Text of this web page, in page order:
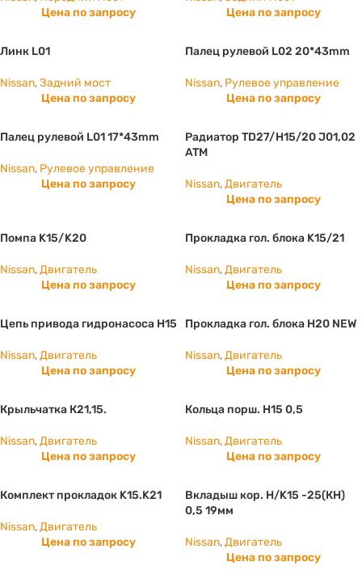
Цена по запросу
Цена по запросу
Линк L01
Nissan,Задний мост
Цена по запросу
Палец рулевой L02 20*43mm
Nissan, Рулевое управление
Цена по запросу
Палец рулевой L01 17*43mm
Nissan, Рулевое управление
Цена по запросу
Радиатор TD27/H15/20 J01,02
ATM
Nissan,Двигатель
Цена по запросу
Помпа K15/K20
Nissan,Двигатель
Цена по запросу
Прокладка гол. блока K15/21
Nissan,Двигатель
Цена по запросу
Цепь привода гидронасоса H15
Nissan,Двигатель
Цена по запросу
Прокладка гол. блока H20 NEW
Nissan,Двигатель
Цена по запросу
Крыльчатка К21,15.
Nissan,Двигатель
Цена по запросу
Кольца порш. H15 0,5
Nissan,Двигатель
Цена по запросу
Комплект прокладок K15.K21
Nissan,Двигатель
Цена по запросу
Вкладыш кор. Н/K15 -25(КН)
0,5 19мм
Nissan,Двигатель
Цена по запросу